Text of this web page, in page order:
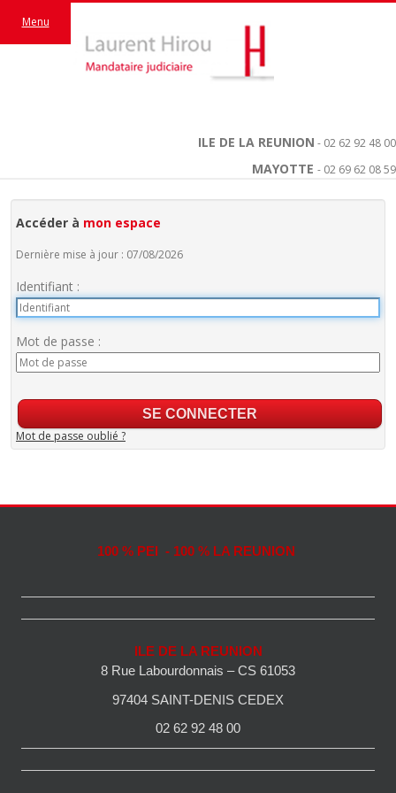
ILE DE LA REUNION - 02 62 92 48 00
MAYOTTE - 02 69 62 08 59
Menu
Accéder à mon espace
Dernière mise à jour : 07/08/2026
Identifiant :
Mot de passe :
Mot de passe oublié ?
100 % PEI - 100 % LA REUNION
ILE DE LA REUNION
8 Rue Labourdonnais – CS 61053
97404 SAINT-DENIS CEDEX
02 62 92 48 00